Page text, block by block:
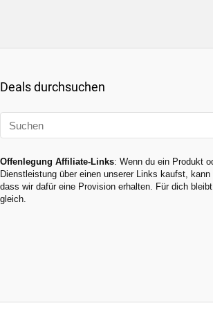
Deals durchsuchen
Offenlegung Affiliate-Links: Wenn du ein Produkt
Dienstleistung über einen unserer Links kaufst, kann
dass wir dafür eine Provision erhalten. Für dich
gleich.